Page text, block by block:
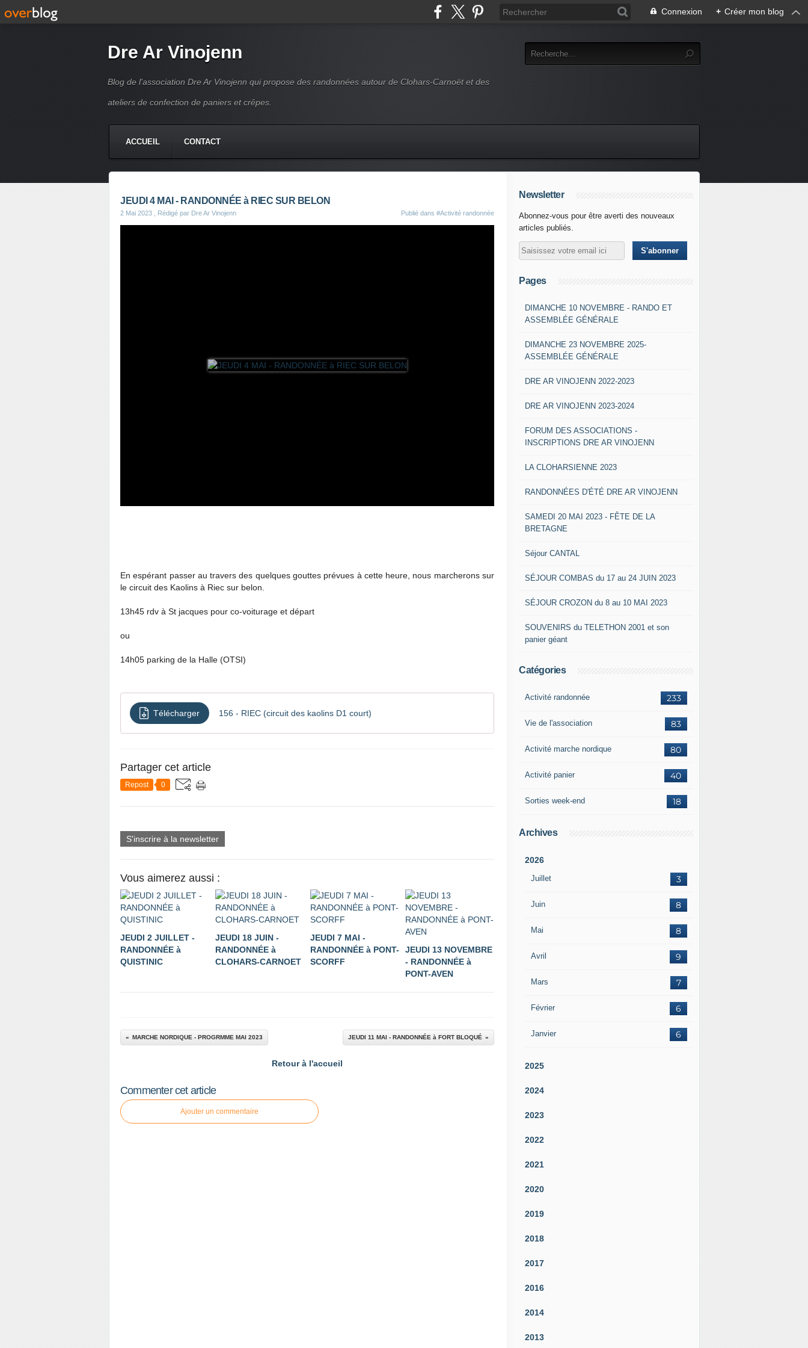
Connexion + Créer mon blog
Dre Ar Vinojenn
Blog de l'association Dre Ar Vinojenn qui propose des randonnées autour de Clohars-Carnoët et des
ateliers de confection de paniers et crêpes.
ACCUEIL CONTACT
JEUDI 4 MAI - RANDONNÉE à RIEC SUR BELON
2 Mai 2023 , Rédigé par Dre Ar Vinojenn Publié dans #Activité randonnée
En espérant passer au travers des quelques gouttes prévues à cette heure, nous marcherons sur
le circuit des Kaolins à Riec sur belon.
13h45 rdv à St jacques pour co-voiturage et départ
ou
14h05 parking de la Halle (OTSI)
Télécharger 156 - RIEC (circuit des kaolins D1 court)
Partager cet article
Repost 0
S'inscrire à la newsletter
Vous aimerez aussi :
JEUDI 2 JUILLET -
RANDONNÉE à
QUISTINIC
JEUDI 18 JUIN -
RANDONNÉE à
CLOHARS-CARNOET
JEUDI 7 MAI -
RANDONNÉE à PONT-
SCORFF
JEUDI 13 NOVEMBRE
- RANDONNÉE à
PONT-AVEN
MARCHE NORDIQUE - PROGRMME MAI 2023 JEUDI 11 MAI - RANDONNÉE à FORT BLOQUÉ
Retour à l'accueil
Commenter cet article
Ajouter un commentaire
Newsletter
Abonnez-vous pour être averti des nouveaux
articles publiés.
Pages
DIMANCHE 10 NOVEMBRE - RANDO ET
ASSEMBLÉE GÉNÉRALE
DIMANCHE 23 NOVEMBRE 2025-
ASSEMBLÉE GÉNÉRALE
DRE AR VINOJENN 2022-2023
DRE AR VINOJENN 2023-2024
FORUM DES ASSOCIATIONS -
INSCRIPTIONS DRE AR VINOJENN
LA CLOHARSIENNE 2023
RANDONNÉES D'ÉTÉ DRE AR VINOJENN
SAMEDI 20 MAI 2023 - FÊTE DE LA
BRETAGNE
Séjour CANTAL
SÉJOUR COMBAS du 17 au 24 JUIN 2023
SÉJOUR CROZON du 8 au 10 MAI 2023
SOUVENIRS du TELETHON 2001 et son
panier géant
Catégories
233
Activité randonnée
83
Vie de l'association
80
Activité marche nordique
40
Activité panier
18
Sorties week-end
Archives
2026
Juillet 3
Juin 8
Mai 8
Avril 9
Mars 7
Février 6
Janvier 6
2025
2024
2023
2022
2021
2020
2019
2018
2017
2016
2014
2013